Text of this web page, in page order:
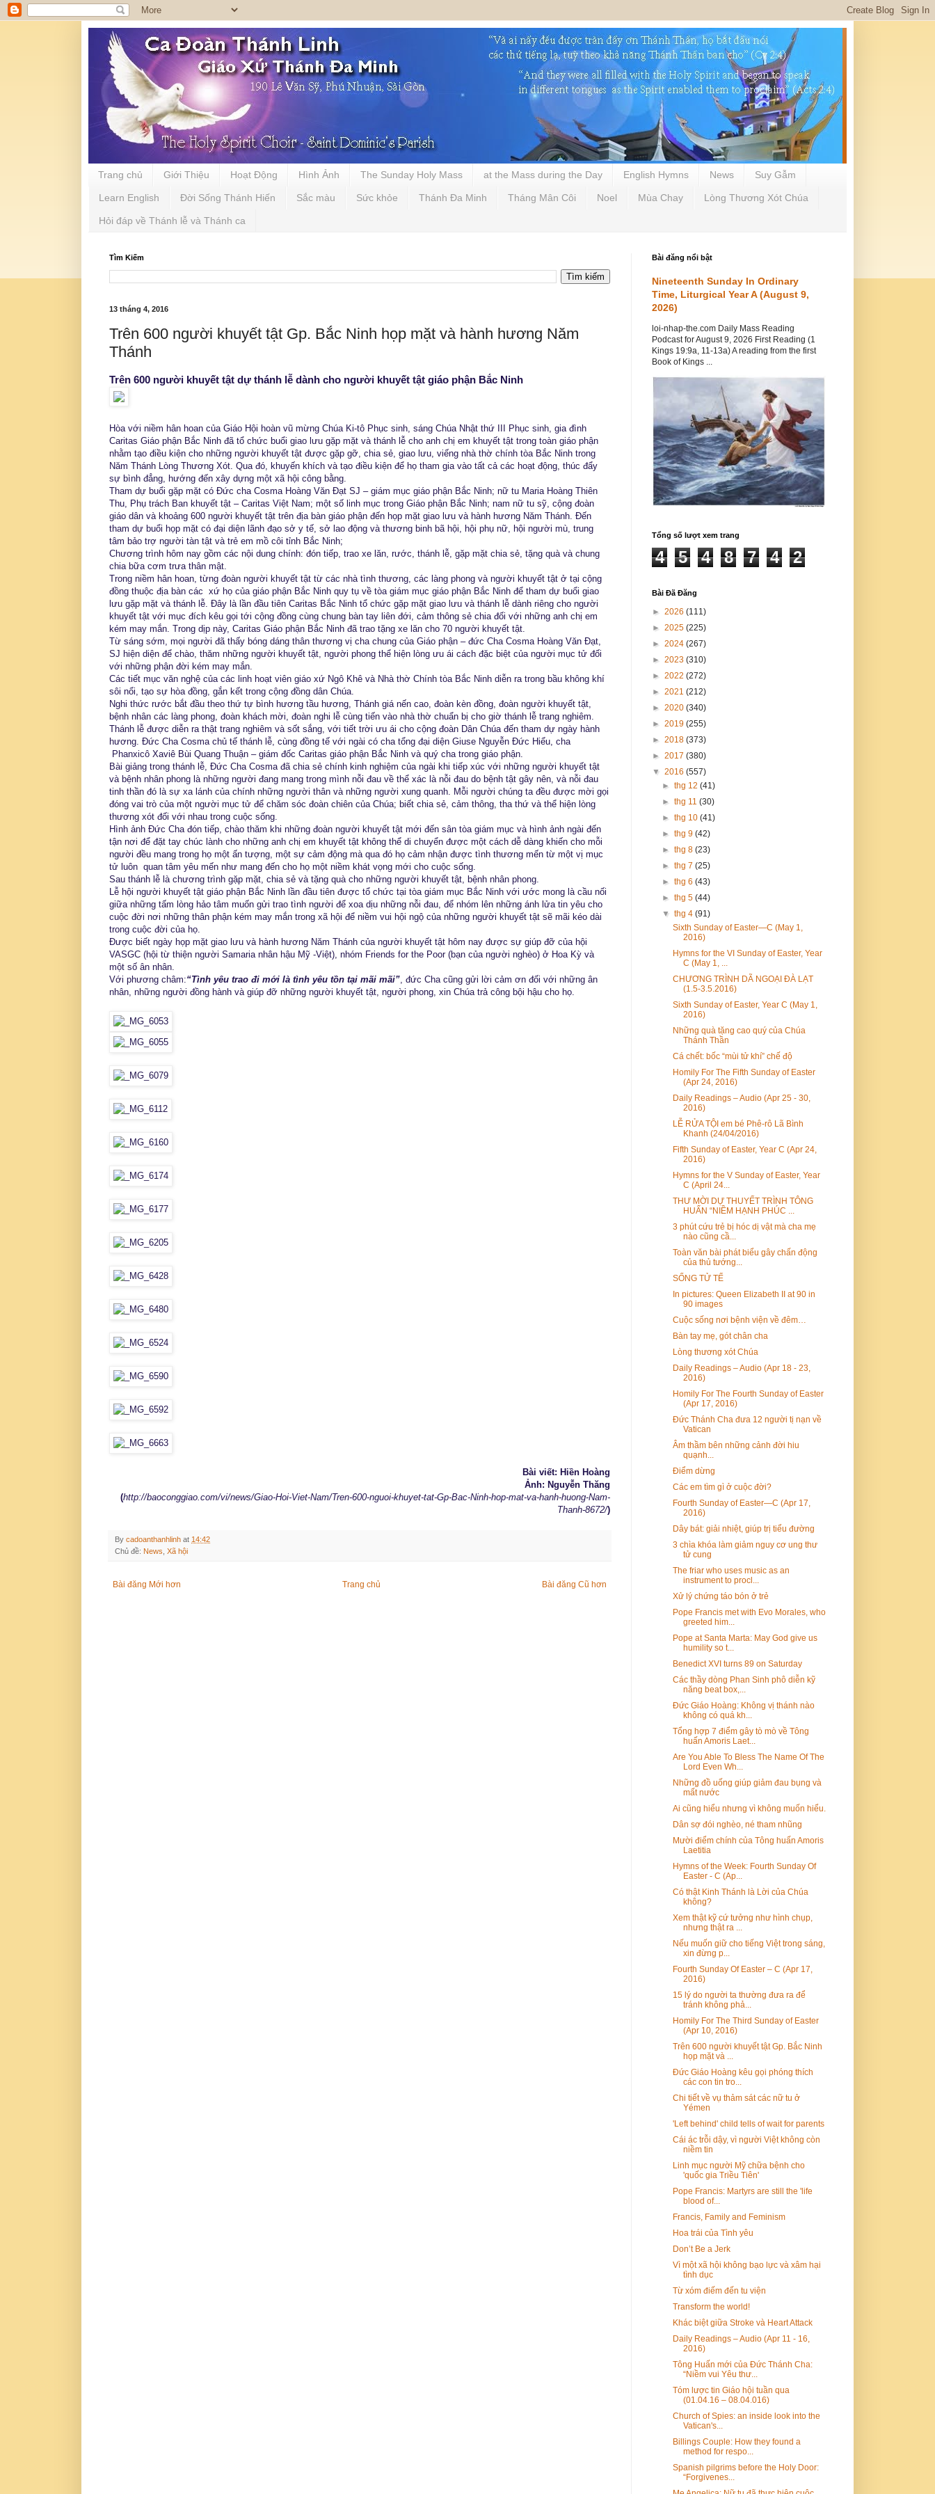
Trang chủ Giới Thiệu Hoạt Động Hình Ảnh The Sunday Holy Mass at the Mass during the Day English Hymns News Suy Gẫm
Learn English Đời Sống Thánh Hiến Sắc màu Sức khỏe Thánh Đa Minh Tháng Mân Côi Noel Mùa Chay Lòng Thương Xót Chúa
Hỏi đáp về Thánh lễ và Thánh ca
Tìm Kiếm
13 tháng 4, 2016
Trên 600 người khuyết tật Gp. Bắc Ninh họp mặt và hành hương Năm
Thánh
Trên 600 người khuyết tật dự thánh lễ dành cho người khuyết tật giáo phận Bắc Ninh
Hòa với niềm hân hoan của Giáo Hội hoàn vũ mừng Chúa Ki-tô Phục sinh, sáng Chúa Nhật thứ III Phục sinh, gia đình
Caritas Giáo phận Bắc Ninh đã tổ chức buổi giao lưu gặp mặt và thánh lễ cho anh chị em khuyết tật trong toàn giáo phận
nhằm tạo điều kiện cho những người khuyết tật được gặp gỡ, chia sẻ, giao lưu, viếng nhà thờ chính tòa Bắc Ninh trong
Năm Thánh Lòng Thương Xót. Qua đó, khuyến khích và tạo điều kiện để họ tham gia vào tất cả các hoạt động, thúc đẩy
sự bình đẳng, hướng đến xây dựng một xã hội công bằng.
Tham dự buổi gặp mặt có Đức cha Cosma Hoàng Văn Đạt SJ – giám mục giáo phận Bắc Ninh; nữ tu Maria Hoàng Thiên
Thu, Phụ trách Ban khuyết tật – Caritas Việt Nam; một số linh mục trong Giáo phận Bắc Ninh; nam nữ tu sỹ, cộng đoàn
giáo dân và khoảng 600 người khuyết tật trên địa bàn giáo phận đến họp mặt giao lưu và hành hương Năm Thánh. Đến
tham dự buổi họp mặt có đại diện lãnh đạo sở y tế, sở lao động và thương binh bã hội, hội phụ nữ, hội người mù, trung
tâm bảo trợ người tàn tật và trẻ em mồ côi tỉnh Bắc Ninh;
Chương trình hôm nay gồm các nội dung chính: đón tiếp, trao xe lăn, rước, thánh lễ, gặp mặt chia sẻ, tặng quà và chung
chia bữa cơm trưa thân mật.
Trong niềm hân hoan, từng đoàn người khuyết tật từ các nhà tình thương, các làng phong và người khuyết tật ở tại cộng
đồng thuộc địa bàn các xứ họ của giáo phận Bắc Ninh quy tụ về tòa giám mục giáo phận Bắc Ninh để tham dự buổi giao
lưu gặp mặt và thánh lễ. Đây là lần đầu tiên Caritas Bắc Ninh tổ chức gặp mặt giao lưu và thánh lễ dành riêng cho người
khuyết tật với mục đích kêu gọi tới cộng đồng cùng chung bàn tay liên đới, cảm thông sẻ chia đối với những anh chị em
kém may mắn. Trong dịp này, Caritas Giáo phận Bắc Ninh đã trao tặng xe lăn cho 70 người khuyết tật.
Từ sáng sớm, mọi người đã thấy bóng dáng thân thương vị cha chung của Giáo phận – đức Cha Cosma Hoàng Văn Đạt,
SJ hiện diện để chào, thăm những người khuyết tật, người phong thể hiện lòng ưu ái cách đặc biệt của người mục tử đối
với những phận đời kém may mắn.
Các tiết mục văn nghệ của các linh hoạt viên giáo xứ Ngô Khê và Nhà thờ Chính tòa Bắc Ninh diễn ra trong bầu không khí
sôi nổi, tạo sự hòa đồng, gắn kết trong cộng đồng dân Chúa.
Nghi thức rước bắt đầu theo thứ tự bình hương tầu hương, Thánh giá nến cao, đoàn kèn đồng, đoàn người khuyết tật,
bệnh nhân các làng phong, đoàn khách mời, đoàn nghi lễ cùng tiến vào nhà thờ chuẩn bị cho giờ thánh lễ trang nghiêm.
Thánh lễ được diễn ra thật trang nghiêm và sốt sắng, với tiết trời ưu ái cho cộng đoàn Dân Chúa đến tham dự ngày hành
hương. Đức Cha Cosma chủ tế thánh lễ, cùng đồng tế với ngài có cha tổng đại diện Giuse Nguyễn Đức Hiểu, cha
Phanxicô Xaviê Bùi Quang Thuận – giám đốc Caritas giáo phận Bắc Ninh và quý cha trong giáo phận.
Bài giảng trong thánh lễ, Đức Cha Cosma đã chia sẻ chính kinh nghiệm của ngài khi tiếp xúc với những người khuyết tật
và bệnh nhân phong là những người đang mang trong mình nỗi đau về thể xác là nỗi đau do bệnh tật gây nên, và nỗi đau
tinh thần đó là sự xa lánh của chính những người thân và những người xung quanh. Mỗi người chúng ta đều được mời gọi
đóng vai trò của một người mục tử để chăm sóc đoàn chiên của Chúa; biết chia sẻ, cảm thông, tha thứ và thể hiện lòng
thương xót đối với nhau trong cuộc sống.
Hình ảnh Đức Cha đón tiếp, chào thăm khi những đoàn người khuyết tật mới đến sân tòa giám mục và hình ảnh ngài đến
tận nơi để đặt tay chúc lành cho những anh chị em khuyết tật không thể di chuyển được một cách dễ dàng khiến cho mỗi
người đều mang trong họ một ấn tượng, một sự cảm động mà qua đó họ cảm nhận được tình thương mến từ một vị mục
tử luôn quan tâm yêu mến như mang đến cho họ một niềm khát vọng mới cho cuộc sống.
Sau thánh lễ là chương trình gặp mặt, chia sẻ và tặng quà cho những người khuyết tật, bệnh nhân phong.
Lễ hội người khuyết tật giáo phận Bắc Ninh lần đầu tiên được tổ chức tại tòa giám mục Bắc Ninh với ước mong là cầu nối
giữa những tấm lòng hảo tâm muốn gửi trao tình người để xoa dịu những nỗi đau, để nhóm lên những ánh lửa tin yêu cho
cuộc đời nơi những thân phận kém may mắn trong xã hội để niềm vui hội ngộ của những người khuyết tật sẽ mãi kéo dài
trong cuộc đời của họ.
Được biết ngày họp mặt giao lưu và hành hương Năm Thánh của người khuyết tật hôm nay được sự giúp đỡ của hội
VASGC (hội từ thiện người Samaria nhân hậu Mỹ -Việt), nhóm Friends for the Poor (bạn của người nghèo) ở Hoa Kỳ và
một số ân nhân.
Với phương châm:“Tình yêu trao đi mới là tình yêu tồn tại mãi mãi”, đức Cha cũng gửi lời cảm ơn đối với những ân
nhân, những người đồng hành và giúp đỡ những người khuyết tật, người phong, xin Chúa trả công bội hậu cho họ.
Bài viết: Hiền Hoàng
Ảnh: Nguyễn Thăng
(http://baoconggiao.com/vi/news/Giao-Hoi-Viet-Nam/Tren-600-nguoi-khuyet-tat-Gp-Bac-Ninh-hop-mat-va-hanh-huong-Nam-
Thanh-8672/)
By cadoanthanhlinh at 14:42
Chủ đề: News Xã hội
Bài đăng Mới hơn Bài đăng Cũ hơn
Trang chủ
Bài đăng nổi bật
Nineteenth Sunday In Ordinary
Time, Liturgical Year A (August 9,
2026)
loi-nhap-the.com Daily Mass Reading
Podcast for August 9, 2026 First Reading (1
Kings 19:9a, 11-13a) A reading from the first
Book of Kings ...
Tổng số lượt xem trang
4 5 4 8 7 4 2
Bài Đã Đăng
► 2026 (111)
► 2025 (225)
► 2024 (267)
► 2023 (310)
► 2022 (272)
► 2021 (212)
► 2020 (340)
► 2019 (255)
► 2018 (373)
► 2017 (380)
▼ 2016 (557)
►thg 12(41)
►thg 11(30)
►thg 10(41)
►thg 9(42)
►thg 8(23)
►thg 7(25)
►thg 6(43)
►thg 5(44)
▼thg 4(91)
Sixth Sunday of Easter—C (May 1,
2016)
Hymns for the VI Sunday of Easter, Year
C (May 1, ...
CHƯƠNG TRÌNH DÃ NGOẠI ĐÀ LẠT
(1.5-3.5.2016)
Sixth Sunday of Easter, Year C (May 1,
2016)
Những quà tặng cao quý của Chúa
Thánh Thần
Cá chết: bốc “mùi tử khí” chế độ
Homily For The Fifth Sunday of Easter
(Apr 24, 2016)
Daily Readings – Audio (Apr 25 - 30,
2016)
LỄ RỬA TỘI em bé Phê-rô Lã Bình
Khanh (24/04/2016)
Fifth Sunday of Easter, Year C (Apr 24,
2016)
Hymns for the V Sunday of Easter, Year
C (April 24...
THƯ MỜI DỰ THUYẾT TRÌNH TÔNG
HUẤN “NIỀM HẠNH PHÚC ...
3 phút cứu trẻ bị hóc dị vật mà cha mẹ
nào cũng cầ...
Toàn văn bài phát biểu gây chấn động
của thủ tướng...
SỐNG TỬ TẾ
In pictures: Queen Elizabeth II at 90 in
90 images
Cuộc sống nơi bệnh viện về đêm…
Bàn tay mẹ, gót chân cha
Lòng thương xót Chúa
Daily Readings – Audio (Apr 18 - 23,
2016)
Homily For The Fourth Sunday of Easter
(Apr 17, 2016)
Đức Thánh Cha đưa 12 người tị nạn về
Vatican
Âm thầm bên những cảnh đời hiu
quạnh...
Điểm dừng
Các em tìm gì ở cuộc đời?
Fourth Sunday of Easter—C (Apr 17,
2016)
Dây bát: giải nhiệt, giúp trị tiểu đường
3 chìa khóa làm giảm nguy cơ ung thư
tử cung
The friar who uses music as an
instrument to procl...
Xử lý chứng táo bón ở trẻ
Pope Francis met with Evo Morales, who
greeted him...
Pope at Santa Marta: May God give us
humility so t...
Benedict XVI turns 89 on Saturday
Các thầy dòng Phan Sinh phô diễn kỹ
năng beat box,...
Đức Giáo Hoàng: Không vị thánh nào
không có quá kh...
Tổng hợp 7 điểm gây tò mò về Tông
huấn Amoris Laet...
Are You Able To Bless The Name Of The
Lord Even Wh...
Những đồ uống giúp giảm đau bụng và
mất nước
Ai cũng hiểu nhưng vì không muốn hiểu.
Dân sợ đói nghèo, né tham nhũng
Mười điểm chính của Tông huấn Amoris
Laetitia
Hymns of the Week: Fourth Sunday Of
Easter - C (Ap...
Có thật Kinh Thánh là Lời của Chúa
không?
Xem thật kỹ cứ tưởng như hình chụp,
nhưng thật ra ...
Nếu muốn giữ cho tiếng Việt trong sáng,
xin đừng p...
Fourth Sunday Of Easter – C (Apr 17,
2016)
15 lý do người ta thường đưa ra để
tránh không phả...
Homily For The Third Sunday of Easter
(Apr 10, 2016)
Trên 600 người khuyết tật Gp. Bắc Ninh
họp mặt và ...
Đức Giáo Hoàng kêu gọi phóng thích
các con tin tro...
Chi tiết về vụ thảm sát các nữ tu ở
Yémen
'Left behind' child tells of wait for parents
Cái ác trỗi dậy, vì người Việt không còn
niềm tin
Linh mục người Mỹ chữa bệnh cho
'quốc gia Triều Tiên'
Pope Francis: Martyrs are still the 'life
blood of...
Francis, Family and Feminism
Hoa trái của Tình yêu
Don’t Be a Jerk
Vì một xã hội không bạo lực và xâm hại
tình dục
Từ xóm điếm đến tu viện
Transform the world!
Khác biệt giữa Stroke và Heart Attack
Daily Readings – Audio (Apr 11 - 16,
2016)
Tông Huấn mới của Đức Thánh Cha:
“Niềm vui Yêu thư...
Tóm lược tin Giáo hội tuần qua
(01.04.16 – 08.04.016)
Church of Spies: an inside look into the
Vatican's...
Billings Couple: How they found a
method for respo...
Spanish pilgrims before the Holy Door:
“Forgivenes...